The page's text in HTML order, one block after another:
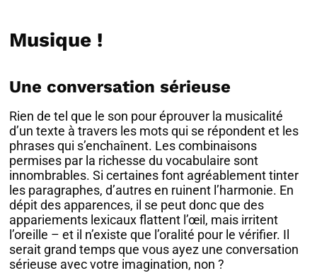
Musique !
Une conversation sérieuse
Rien de tel que le son pour éprouver la musicalité
d’un texte à travers les mots qui se répondent et les
phrases qui s’enchaînent. Les combinaisons
permises par la richesse du vocabulaire sont
innombrables. Si certaines font agréablement tinter
les paragraphes, d’autres en ruinent l’harmonie. En
dépit des apparences, il se peut donc que des
appariements lexicaux flattent l’œil, mais irritent
l’oreille – et il n’existe que l’oralité pour le vérifier. Il
serait grand temps que vous ayez une conversation
sérieuse avec votre imagination, non ?